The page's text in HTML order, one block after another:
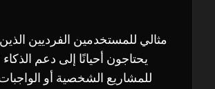
يحتاجون أحيانًا إلى دعم
للمشاريع الشخصية أو الواجبات